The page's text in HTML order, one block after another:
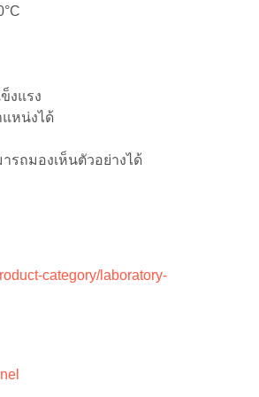
งแรง
แหน่งได้
รถมองเห็นตัวอย่างได้
category/laboratory-